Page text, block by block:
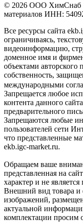
© 2026 ООО ХимСнаб
материалов ИНН:
Все ресурсы сайта
ограничиваясь,
видеоинформацию,
доменное имя и
объектами авторского
собственность,
международными
Запрещается любое
контента данного
предварительного
Запрещаются любые
пользователей сети
что представленные
ekb.igc-market.ru.
Обращаем ваше
представленная на
характер и не
Внешний вид товара и
изображений,
актуальной
комплектации просим